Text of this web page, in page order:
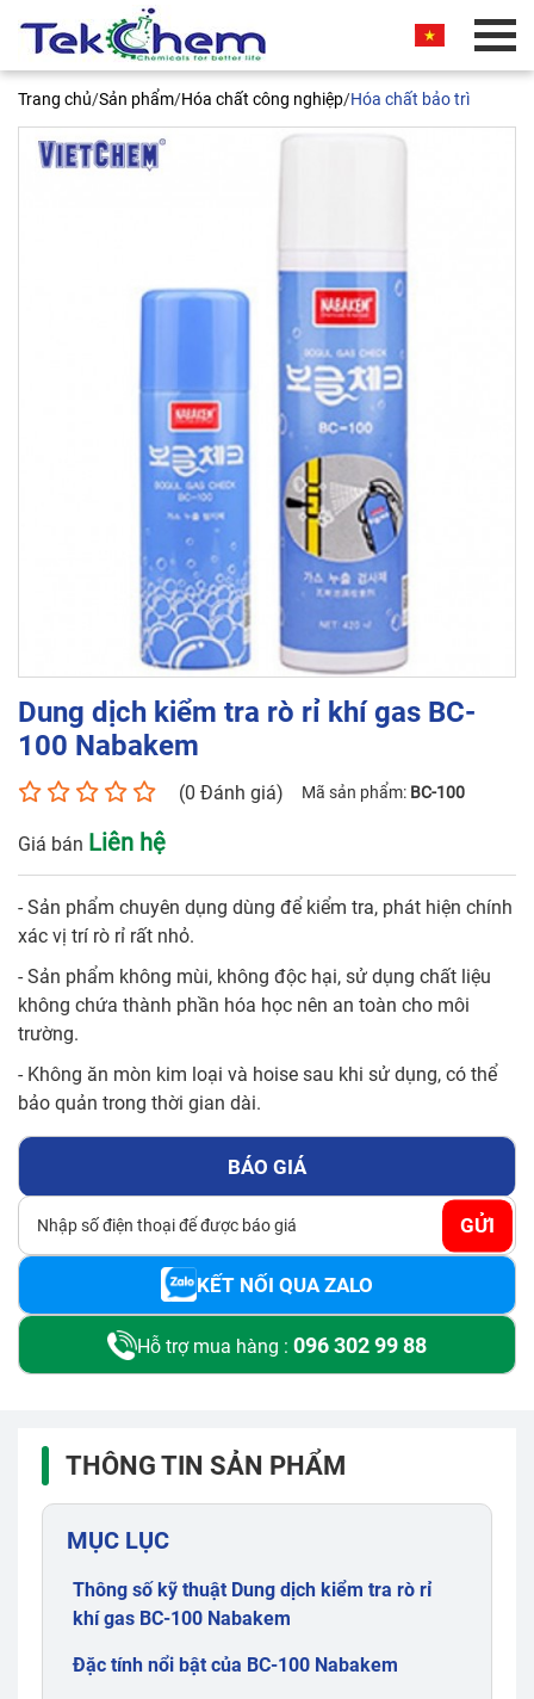
Trang chủ/Sản phẩm/Hóa chất công nghiệp/Hóa chất bảo trì
Dung dịch kiểm tra rò rỉ khí gas BC-
100 Nabakem
(0 Đánh giá) Mã sản phẩm: BC-100
Giá bán Liên hệ
- Sản phẩm chuyên dụng dùng để kiểm tra, phát hiện chính
xác vị trí rò rỉ rất nhỏ.
- Sản phẩm không mùi, không độc hại, sử dụng chất liệu
không chứa thành phần hóa học nên an toàn cho môi
trường.
- Không ăn mòn kim loại và hoise sau khi sử dụng, có thể
bảo quản trong thời gian dài.
BÁO GIÁ
GỬI
KẾT NỐI QUA ZALO
Hỗ trợ mua hàng : 096 302 99 88
THÔNG TIN SẢN PHẨM
MỤC LỤC
Thông số kỹ thuật Dung dịch kiểm tra rò rỉ
khí gas BC-100 Nabakem
Đặc tính nổi bật của BC-100 Nabakem
BÁO GIÁ THƯƠNG MẠI
Quý khách vui lòng nhập thông tin vào các trường
bên dưới. Chúng tôi sẽ liên hệ ngay và báo giá
thương mại sản phẩm này cho quý khách. Xin
Dung dịch kiểm tra rò rỉ khí gas
BC-100 Nabakem
Số điện thoại*
Email*
Yêu cầu báo giá
GỬI